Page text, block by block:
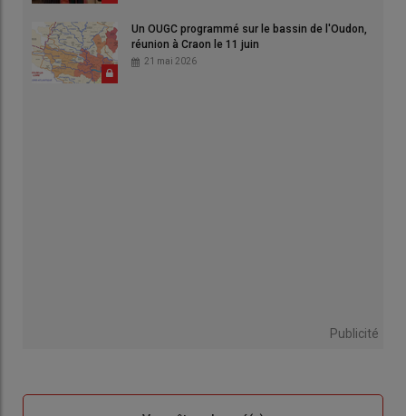
Un OUGC programmé sur le bassin de l'Oudon,
réunion à Craon le 11 juin
21 mai 2026
Publicité